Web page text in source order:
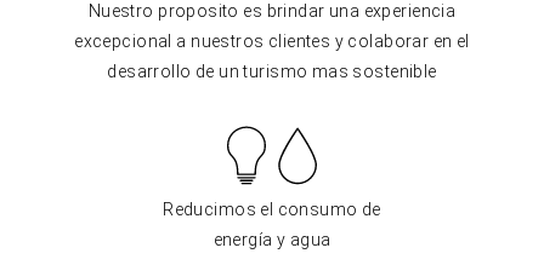
Nuestro proposito es brindar una experiencia
excepcional a nuestros clientes y colaborar en el
desarrollo de un turismo mas sostenible
Reducimos el consumo de
energía y agua